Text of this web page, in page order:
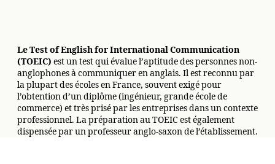
Le Test of English for International Communication
(TOEIC) est un test qui évalue l’aptitude des personnes non-
anglophones à communiquer en anglais. Il est reconnu par
la plupart des écoles en France, souvent exigé pour
l’obtention d’un diplôme (ingénieur, grande école de
commerce) et très prisé par les entreprises dans un contexte
professionnel. La préparation au TOEIC est également
dispensée par un professeur anglo-saxon de l’établissement.